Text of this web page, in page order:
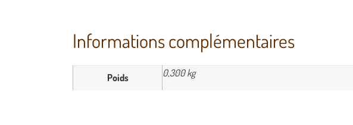
Informations complémentaires
Poids 0,300 kg